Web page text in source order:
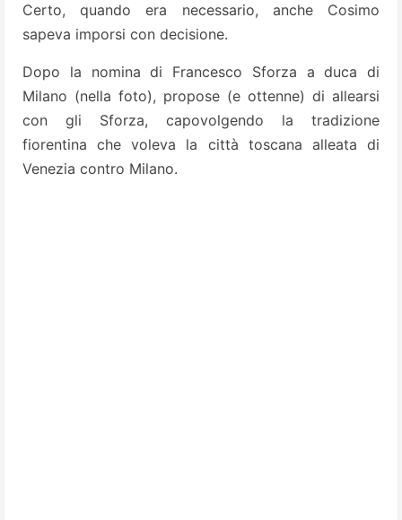
Certo, quando era necessario, anche Cosimo
sapeva imporsi con decisione.
Dopo la nomina di Francesco Sforza a duca di
Milano (nella foto), propose (e ottenne) di allearsi
con gli Sforza, capovolgendo la tradizione
fiorentina che voleva la città toscana alleata di
Venezia contro Milano.